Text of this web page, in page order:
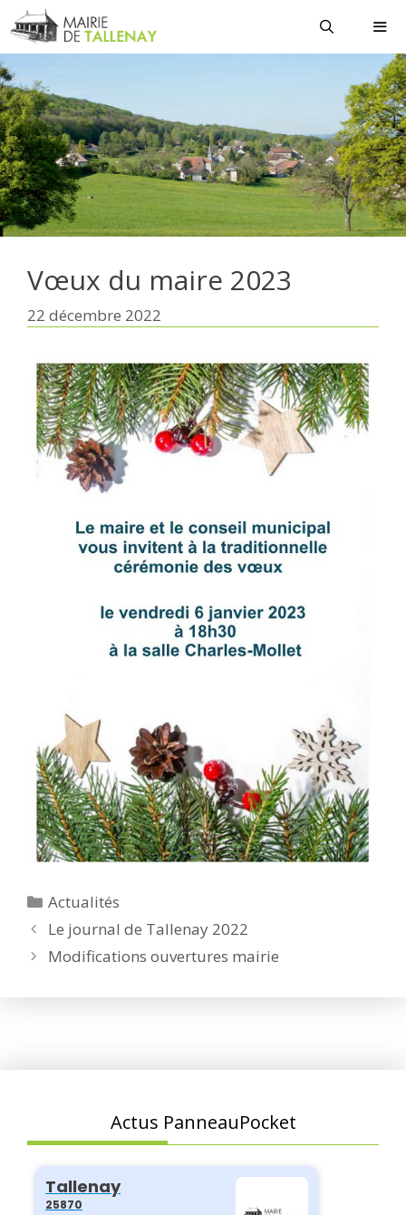
Aller
au
contenu
Vœux du maire 2023
22 décembre 2022
Catégories
Actualités
Le journal de Tallenay 2022
Modifications ouvertures mairie
Actus PanneauPocket